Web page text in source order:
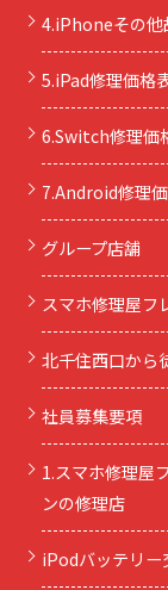
4.iPhoneその他
5.iPad修理価格
6.Switch修理価
7.Android修理
グループ店舗
スマホ修理屋フ
北千住西口から
社員募集要項
1.スマホ修理屋
ンの修理店
iPodバッテリー